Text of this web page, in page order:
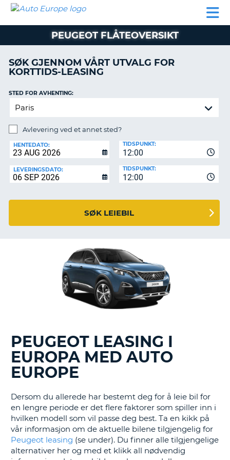
LEASING
EUROPA
LEIE
BOBIL
AUTO
EUROPE
LEIEBIL
LEASING
BIL
I
EUROPA
BOBIL
SUPPORT
MITT
ADMINISTRER
BOOKING
PEUGEOT FLÅTEOVERSIKT
SØK GJENNOM VÅRT UTVALG FOR
KORTTIDS-LEASING
STED FOR AVHENTING:
Avlevering ved et annet sted?
HENTEDATO:
12:00
TIDSPUNKT:
LEVERINGSDATO:
12:00
TIDSPUNKT:
SØK LEIEBIL
PEUGEOT LEASING I
EUROPA MED AUTO
EUROPE
Dersom du allerede har bestemt deg for å leie bil for
en lengre periode er det flere faktorer som spiller inn i
hvilken modell som vil passe deg best. Ta en kikk på
vår informasjon om de aktuelle bilene tilgjengelig for
Peugeot leasing (se under). Du finner alle tilgjengelige
alternativer her og med et klikk all nødvendig